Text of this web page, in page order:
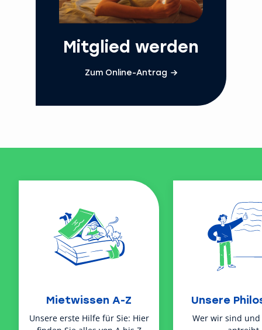
Mitglied werden
Zum Online-Antrag
Mietwissen A-Z
Unsere erste Hilfe für Sie: Hier
Unsere
Wer wir sind und